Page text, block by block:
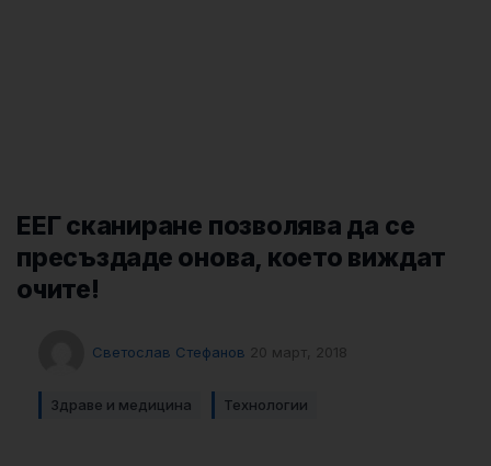
ЕЕГ сканиране позволява да се
пресъздаде онова, което виждат
очите!
Светослав Стефанов 20 март, 2018
Здраве и медицина Технологии